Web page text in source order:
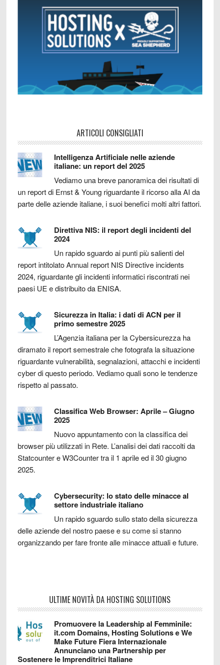
ARTICOLI CONSIGLIATI
Intelligenza Artificiale nelle aziende
italiane: un report del 2025
Vediamo una breve panoramica dei risultati di
un report di Ernst & Young riguardante il ricorso alla AI da
parte delle aziende italiane, i suoi benefici molti altri fattori.
Direttiva NIS: il report degli incidenti del
2024
Un rapido sguardo ai punti più salienti del
report intitolato Annual report NIS Directive incidents
2024, riguardante gli incidenti informatici riscontrati nei
paesi UE e distribuito da ENISA.
Sicurezza in Italia: i dati di ACN per il
primo semestre 2025
L’Agenzia italiana per la Cybersicurezza ha
diramato il report semestrale che fotografa la situazione
riguardante vulnerabilità, segnalazioni, attacchi e incidenti
cyber di questo periodo. Vediamo quali sono le tendenze
rispetto al passato.
Classifica Web Browser: Aprile – Giugno
2025
Nuovo appuntamento con la classifica dei
browser più utilizzati in Rete. L’analisi dei dati raccolti da
Statcounter e W3Counter tra il 1 aprile ed il 30 giugno
2025.
Cybersecurity: lo stato delle minacce al
settore industriale italiano
Un rapido sguardo sullo stato della sicurezza
delle aziende del nostro paese e su come si stanno
organizzando per fare fronte alle minacce attuali e future.
ULTIME NOVITÀ DA HOSTING SOLUTIONS
Promuovere la Leadership al Femminile:
it.com Domains, Hosting Solutions e We
Make Future Fiera Internazionale
Annunciano una Partnership per
Sostenere le Imprenditrici Italiane